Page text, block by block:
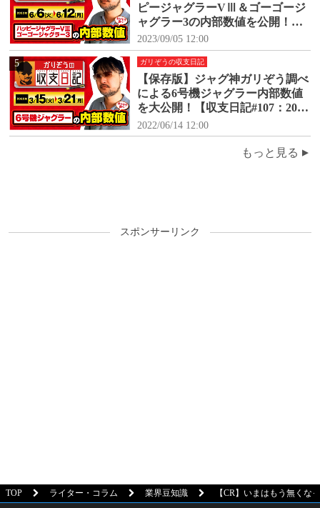
ピージャグラーVⅢ＆ゴーゴージ
ャグラー3の内部数値を公開！
【収支日記#171：2023年6月6日
(火)～6月12日(月)】
2023/09/05 12:00
5 ガリぞうの収支日記
【保存版】ジャグ神ガリぞう調べ
による6号機ジャグラー内部数値
を大公開！【収支日記#107：2022
年3月15日(火)～3月21日(月)】
2022/06/14 12:00
もっと見る
スポンサーリンク
TOP ライター・コラム 業界豆知識 【CR】いまはもう無くな